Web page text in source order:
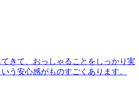
きて、おっしゃることをしっかり実
う安心感がものすごくあります。